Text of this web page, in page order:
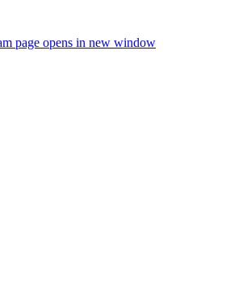
page opens in new window